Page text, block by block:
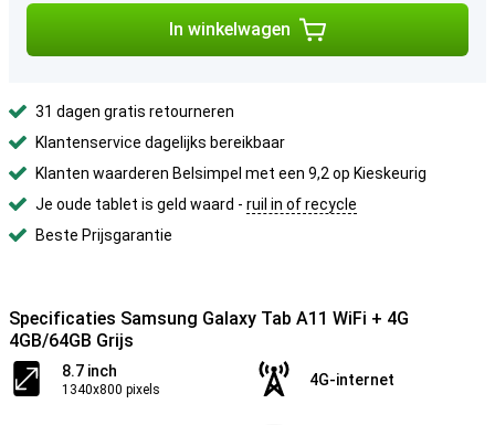
In winkelwagen
31 dagen gratis retourneren
Klantenservice dagelijks bereikbaar
Klanten waarderen Belsimpel met een 9,2 op Kieskeurig
Je oude tablet is geld waard - ruil in of recycle
Beste Prijsgarantie
Specificaties Samsung Galaxy Tab A11 WiFi + 4G
4GB/64GB Grijs
8.7 inch
1340x800 pixels
4G-internet